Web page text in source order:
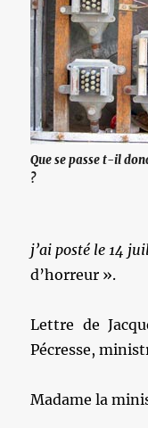
Que se passe t-il
?
j’ai posté le 14
d’horreur ».
Lettre de
Pécresse,
Madame la